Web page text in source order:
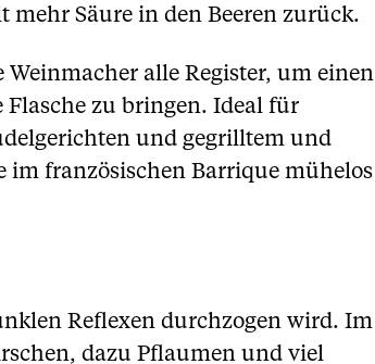
Säure in den Beeren zurück.
alle Register, um einen
zu bringen. Ideal für
und gegrilltem und
im französischen Barrique mühelos
Reflexen durchzogen wird. Im
dazu Pflaumen und viel